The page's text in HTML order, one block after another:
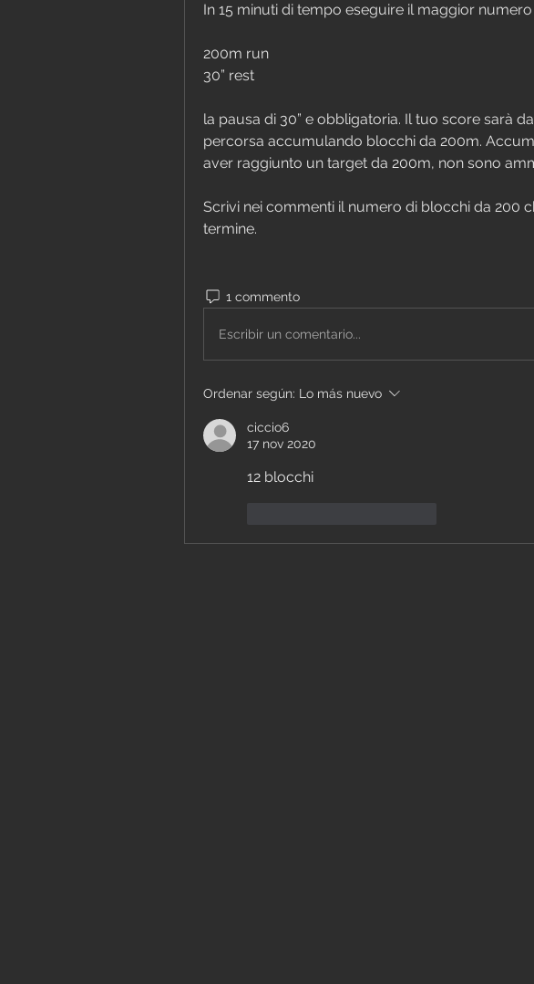
In 15 minuti di tempo eseguire il maggior
200m run
30” rest
la pausa di 30” e obbligatoria. Il tuo score sarà
percorsa accumulando blocchi da 200m.
aver raggiunto un target da 200m, non sono
Scrivi nei commenti il numero di blocchi da 200
termine.
1 commento
Escribir un comentario...
Ordenar según: Lo más nuevo
ciccio6
17 nov 2020
12 blocchi